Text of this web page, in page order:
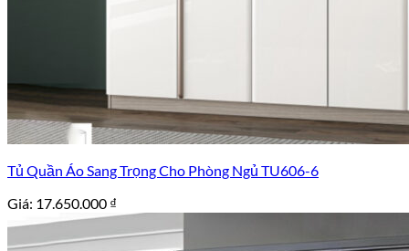
Tủ Quần Áo Sang Trọng Cho Phòng Ngủ TU606-6
Giá: 17.650.000 ₫